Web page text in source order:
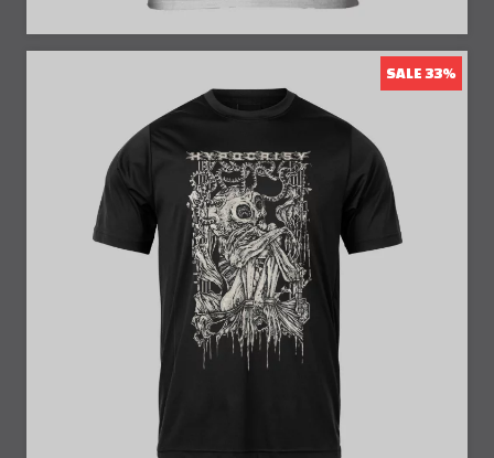
SALE 33%
33% Off